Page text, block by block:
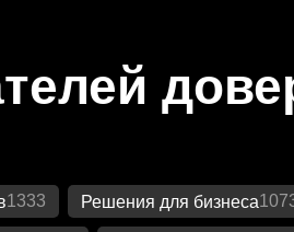
1333 Решения для бизнеса